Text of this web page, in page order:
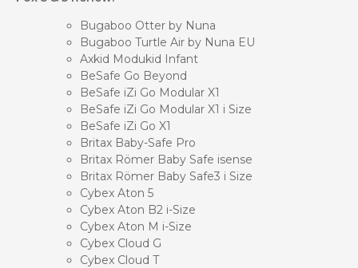
Bugaboo Otter by Nuna
Bugaboo Turtle Air by Nuna EU
Axkid Modukid Infant
BeSafe Go Beyond
BeSafe iZi Go Modular X1
BeSafe iZi Go Modular X1 i Size
BeSafe iZi Go X1
Britax Baby-Safe Pro
Britax Römer Baby Safe isense
Britax Römer Baby Safe3 i Size
Cybex Aton 5
Cybex Aton B2 i-Size
Cybex Aton M i-Size
Cybex Cloud G
Cybex Cloud T